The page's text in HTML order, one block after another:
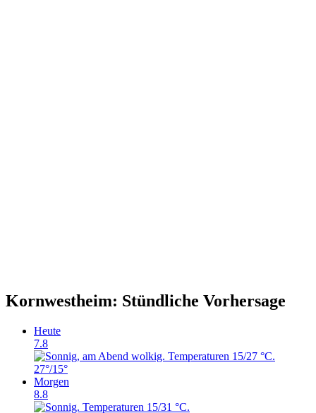
Kornwestheim: Stündliche Vorhersage
Heute
7.8
27°/15°
Morgen
8.8